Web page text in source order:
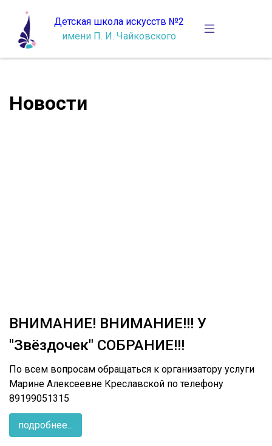
Детская школа искусств №2
имени П. И. Чайковского
Новости
ВНИМАНИЕ! ВНИМАНИЕ!!! У
"Звёздочек" СОБРАНИЕ!!!
По всем вопросам обращаться к организатору услуги
Марине Алексеевне Креславской по телефону
89199051315
подробнее...